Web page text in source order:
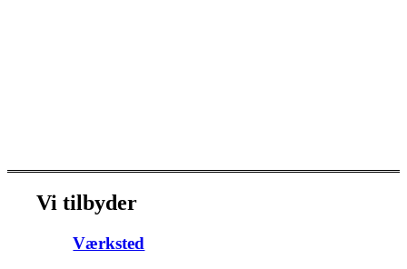
Vi tilbyder
Værksted